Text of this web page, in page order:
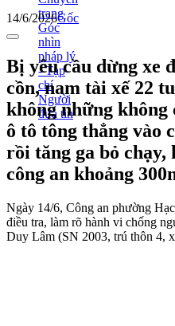
14/6/2026Gốc
Bị yêu cầu dừng xe
cồn, nam tài xế 22
không những không
ô tô tông thẳng vào
rồi tăng ga bỏ chạy,
công an khoảng
Ngày 14/6, Công an phường
điều tra, làm rõ hành vi chống
Duy Lâm (SN 2003, trú thôn 4,